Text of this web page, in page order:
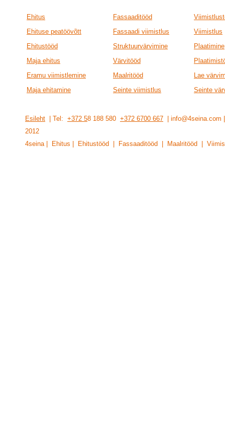
Ehitus Fassaaditööd
Ehituse peatöövõtt
Fassaadi viimistlus
Viimistlus
Ehitustööd
Struktuurvärvimine
Plaatimine
Maja ehitus
Värvitööd
Eramu viimistlemine
Maalritööd
Lae
Maja ehitamine
Seinte viimistlus Seinte
Esileht | Tel: +372 58 188 580 +372 6700 667 |
201 2
4seina | Ehitus | Ehitustööd | Fassaaditööd | Maalritööd |